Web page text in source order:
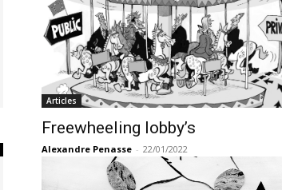
Articles
Freewheeling lobby’s
Alexandre Penasse - 22/01/2022